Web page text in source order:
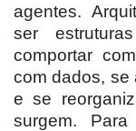
agentes.
ser
comportar
com dados, se
e se
surgem.